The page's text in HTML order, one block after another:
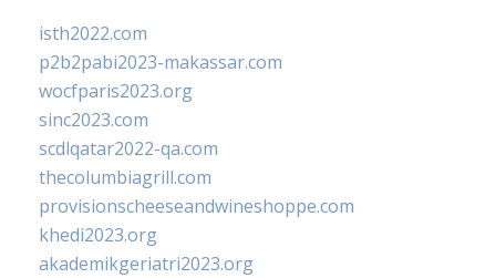
isth2022.com
p2b2pabi2023-makassar.com
wocfparis2023.org
sinc2023.com
scdlqatar2022-qa.com
thecolumbiagrill.com
provisionscheeseandwineshoppe.com
khedi2023.org
akademikgeriatri2023.org